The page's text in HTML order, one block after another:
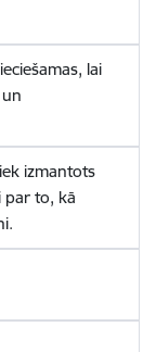
lai
izmantots
par to, kā